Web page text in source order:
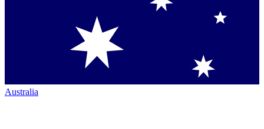
Australia